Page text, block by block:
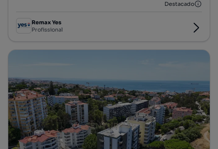
Destacado
Remax Yes
Profissional